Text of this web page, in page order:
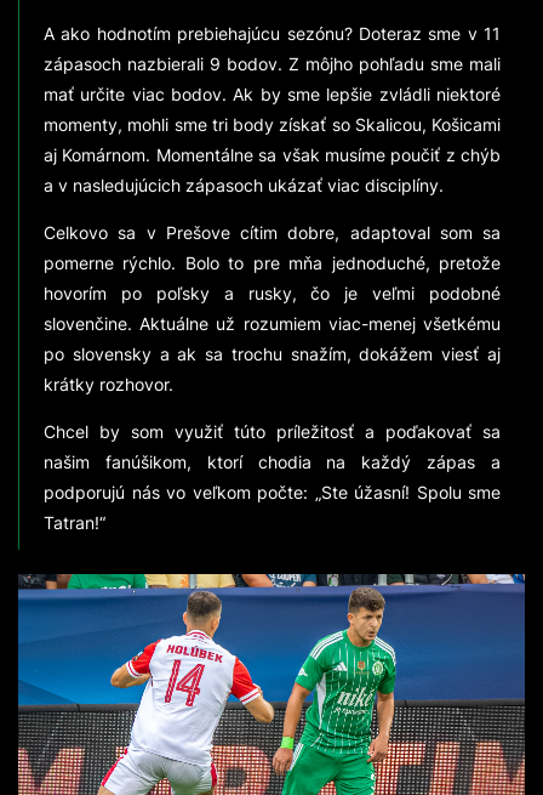
A ako hodnotím prebiehajúcu sezónu? Doteraz sme v 11
zápasoch nazbierali 9 bodov. Z môjho pohľadu sme mali
mať určite viac bodov. Ak by sme lepšie zvládli niektoré
momenty, mohli sme tri body získať so Skalicou, Košicami
aj Komárnom. Momentálne sa však musíme poučiť z chýb
a v nasledujúcich zápasoch ukázať viac disciplíny.
Celkovo sa v Prešove cítim dobre, adaptoval som sa
pomerne rýchlo. Bolo to pre mňa jednoduché, pretože
hovorím po poľsky a rusky, čo je veľmi podobné
slovenčine. Aktuálne už rozumiem viac-menej všetkému
po slovensky a ak sa trochu snažím, dokážem viesť aj
krátky rozhovor.
Chcel by som využiť túto príležitosť a poďakovať sa
našim fanúšikom, ktorí chodia na každý zápas a
podporujú nás vo veľkom počte: „Ste úžasní! Spolu sme
Tatran!“